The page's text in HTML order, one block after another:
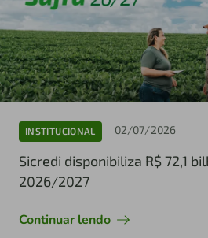
INSTITUCIONAL 02/07/2026
Sicredi disponibiliza R$ 72,1
2026/2027
Continuar lendo